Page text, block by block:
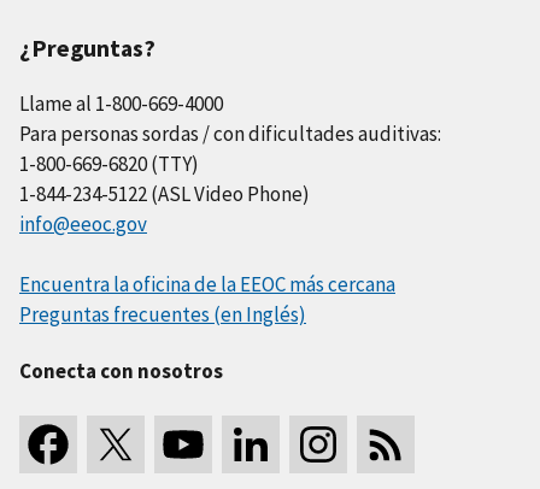
¿Preguntas?
Llame al 1-800-669-4000
Para personas sordas / con dificultades auditivas:
1-800-669-6820 (TTY)
1-844-234-5122 (ASL Video Phone)
info@eeoc.gov
Encuentra la oficina de la EEOC más cercana
Preguntas frecuentes (en Inglés)
Conecta con nosotros